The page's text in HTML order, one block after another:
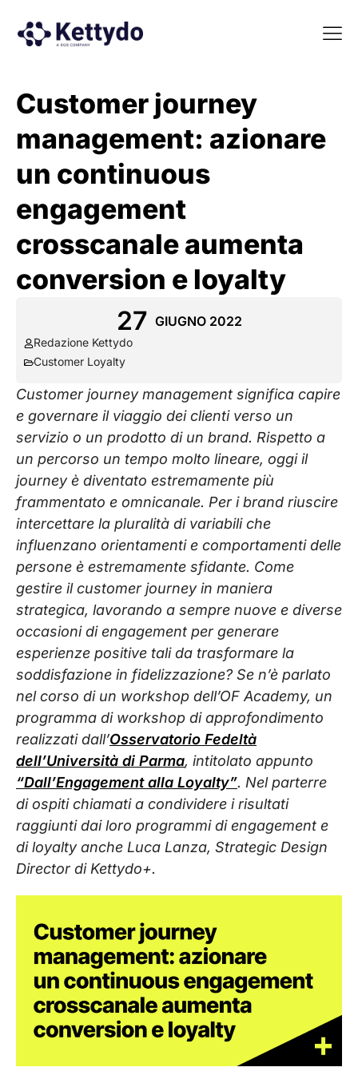
Customer journey
management: azionare
un continuous
engagement
crosscanale aumenta
conversion e loyalty
27 GIUGNO 2022
Redazione Kettydo
Customer Loyalty
Customer journey management significa capire
e governare il viaggio dei clienti verso un
servizio o un prodotto di un brand. Rispetto a
un percorso un tempo molto lineare, oggi il
journey è diventato estremamente più
frammentato e omnicanale. Per i brand riuscire
intercettare la pluralità di variabili che
influenzano orientamenti e comportamenti delle
persone è estremamente sfidante. Come
gestire il customer journey in maniera
strategica, lavorando a sempre nuove e diverse
occasioni di engagement per generare
esperienze positive tali da trasformare la
soddisfazione in fidelizzazione? Se n’è parlato
nel corso di un workshop dell’OF Academy, un
programma di workshop di approfondimento
realizzati dall’Osservatorio Fedeltà
dell’Università di Parma, intitolato appunto
“Dall’Engagement alla Loyalty”. Nel parterre
di ospiti chiamati a condividere i risultati
raggiunti dai loro programmi di engagement e
di loyalty anche Luca Lanza, Strategic Design
Director di Kettydo+.